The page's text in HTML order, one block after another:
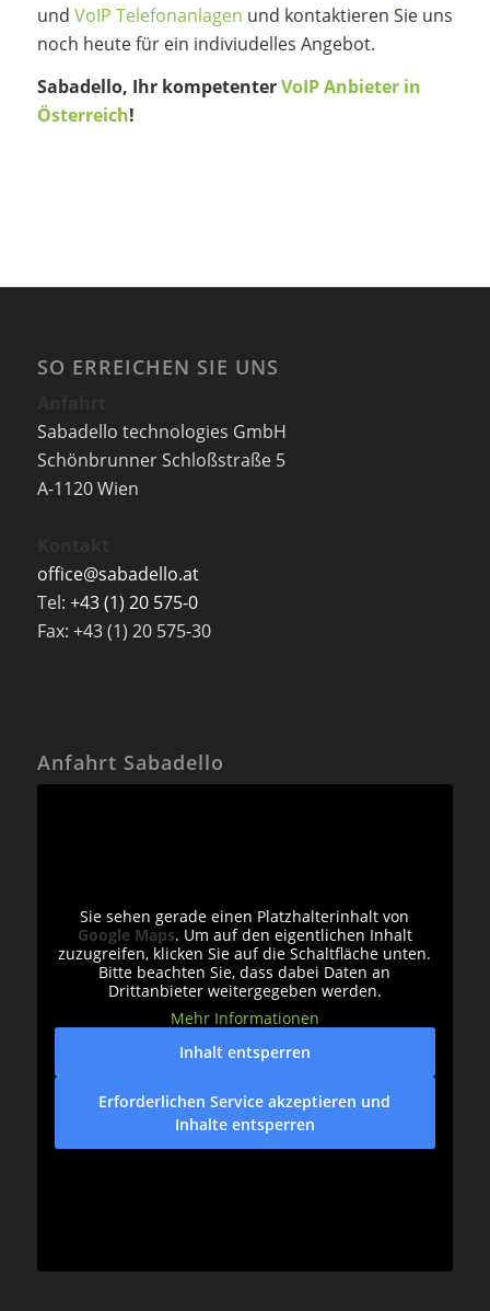
und VoIP Telefonanlagen und kontaktieren Sie uns
noch heute für ein indiviudelles Angebot.
Sabadello, Ihr kompetenterVoIP Anbieter in
Österreich!
SO ERREICHEN SIE UNS
Sabadello technologies GmbH
Schönbrunner Schloßstraße 5
A-1120 Wien
office@sabadello.at
Tel: +43 (1) 20 575-0
Fax: +43 (1) 20 575-30
Anfahrt Sabadello
Sie sehen gerade einen Platzhalterinhalt von
Google Maps. Um auf den eigentlichen Inhalt
zuzugreifen, klicken Sie auf die Schaltfläche unten.
Bitte beachten Sie, dass dabei Daten an
Drittanbieter weitergegeben werden.
Mehr Informationen
Inhalt entsperren
Erforderlichen Service akzeptieren und
Inhalte entsperren